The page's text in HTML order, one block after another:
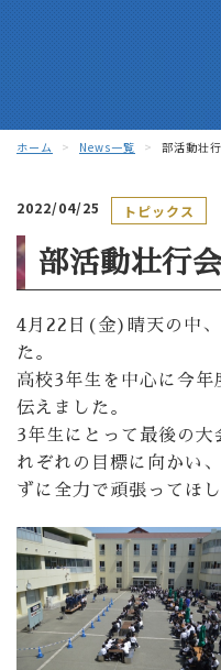
ホーム News一覧 部活動壮
2022/04/25 トピックス
部活動壮行
4月22日(金)晴天の中、
た。
高校3年生を中心に今
伝えました。
3年生にとって最後の大
れぞれの目標に向かい
ずに全力で頑張ってほ